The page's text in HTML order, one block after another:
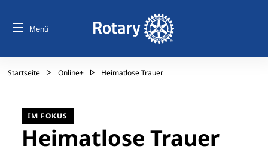
Menü
Startseite Online+ Heimatlose Trauer
IM FOKUS
Heimatlose Trauer